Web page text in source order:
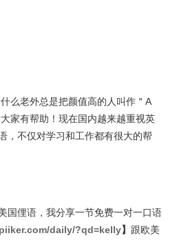
么老外总是把颜值高的人叫作＂A
家有帮助！现在国内越来越重视英
，不仅对学习和工作都有很大的帮
国俚语，我分享一节免费一对一口语
daily/?qd=kelly】 跟欧美